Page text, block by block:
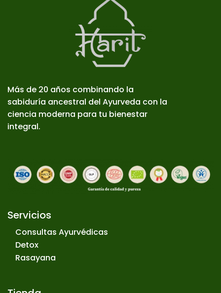
Más de 20 años combinando la
sabiduría ancestral del Ayurveda con la
ciencia moderna para tu bienestar
integral.
Servicios
Consultas Ayurvédicas
Detox
Rasayana